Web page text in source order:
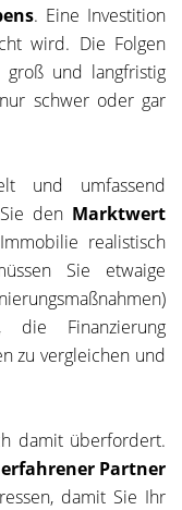
. Eine Investition
wird. Die Folgen
groß und langfristig
schwer oder gar
und umfassend
den Marktwert
realistisch
Sie etwaige
die Finanzierung
zu vergleichen und
damit überfordert.
Partner
damit Sie Ihr